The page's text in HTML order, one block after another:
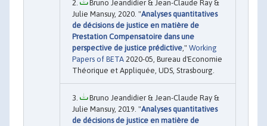
Bruno Jeandidier & Jean-Claude Ray &
Julie Mansuy, 2020. "Analyses quantitatives
de décisions de justice en matière de
Prestation Compensatoire dans une
perspective de justice prédictive," Working
Papers of BETA 2020-05, Bureau d'Economie
Théorique et Appliquée, UDS, Strasbourg.
Bruno Jeandidier & Jean-Claude Ray &
Julie Mansuy, 2019. "Analyses quantitatives
de décisions de justice en matière de